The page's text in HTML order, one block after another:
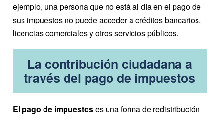
ejemplo, una persona que no está al día en el pago de
sus impuestos no puede acceder a créditos bancarios,
licencias comerciales y otros servicios públicos.
La contribución ciudadana a
través del pago de impuestos
El pago de impuestoses una forma de redistribución